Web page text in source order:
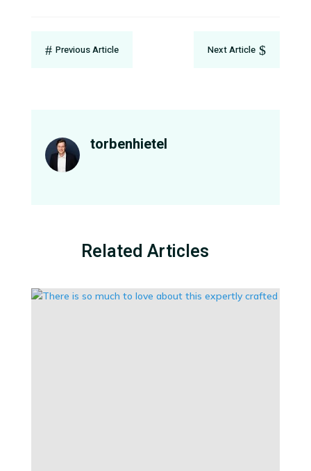
# Previous Article Next Article $
torbenhietel
Related Articles